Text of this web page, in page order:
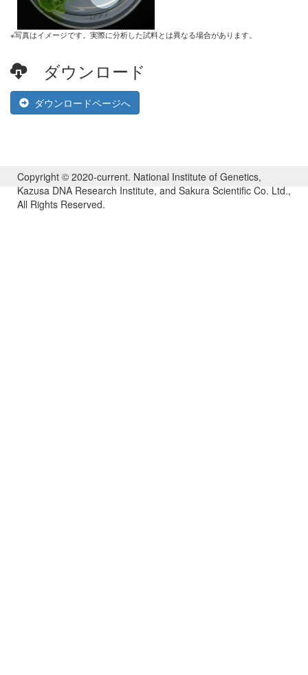
※写真はイメージです。実際に分析した試料とは異なる場合があります。
ダウンロード
ダウンロードページへ
Copyright © 2020-current. National Institute of Genetics,
Kazusa DNA Research Institute, and Sakura Scientific Co. Ltd.,
All Rights Reserved.